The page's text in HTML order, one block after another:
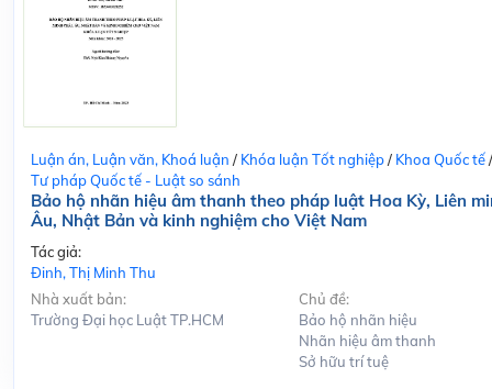
Luận án, Luận văn, Khoá luận / Khóa luận Tốt nghiệp/ Khoa Quốc tế/
Tư pháp Quốc tế - Luật so sánh
Bảo hộ nhãn hiệu âm thanh theo pháp luật Hoa Kỳ, Liên
Âu, Nhật Bản và kinh nghiệm cho Việt Nam
Tác giả:
Đinh, Thị Minh Thu
Nhà xuất bản:
Trường Đại học Luật TP.HCM
Chủ đề:
Bảo hộ nhãn hiệu
Nhãn hiệu âm thanh
Sở hữu trí tuệ